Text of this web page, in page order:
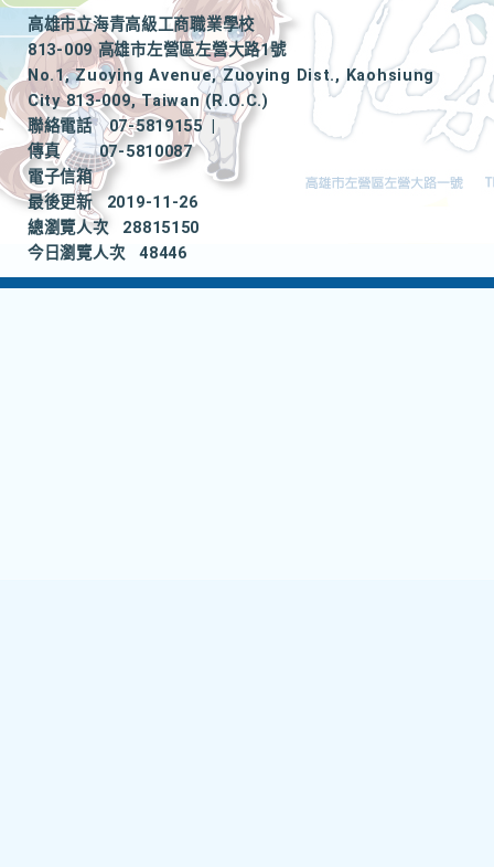
高雄市立海青高級工商職業學校
813-009 高雄市左營區左營大路1號
No.1, Zuoying Avenue, Zuoying Dist., Kaohsiung
City 813-009, Taiwan (R.O.C.)
聯絡電話
07-5819155
|
傳真
07-5810087
電子信箱
最後更新
2019-11-26
總瀏覽人次
28815150
今日瀏覽人次
48446